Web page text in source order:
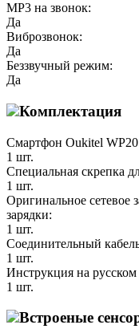
MP3 на звонок:
Да
Виброзвонок:
Да
Беззвучный режим:
Да
Комплектация
Смартфон Oukitel
1 шт.
Специальная скрепка
1 шт.
Оригинальное сетевое
зарядки:
1 шт.
Соединительный
1 шт.
Инструкция на русском
1 шт.
Встроеные